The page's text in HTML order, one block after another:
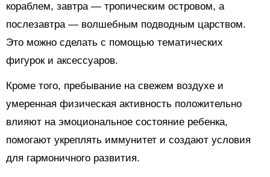
кораблем, завтра — тропическим островом, а
послезавтра — волшебным подводным царством.
Это можно сделать с помощью тематических
фигурок и аксессуаров.
Кроме того, пребывание на свежем воздухе и
умеренная физическая активность положительно
влияют на эмоциональное состояние ребенка,
помогают укреплять иммунитет и создают условия
для гармоничного развития.